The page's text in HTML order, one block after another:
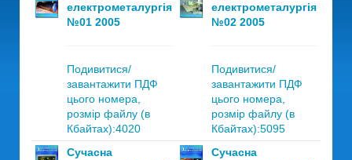
електрометалургія
№01 2005
Подивитися/
завантажити ПДФ
цього номера,
розмір файлу (в
Кбайтах):4020
електрометалургія
№02 2005
Подивитися/
завантажити ПДФ
цього номера,
розмір файлу (в
Кбайтах):5095
Сучасна
Сучасна